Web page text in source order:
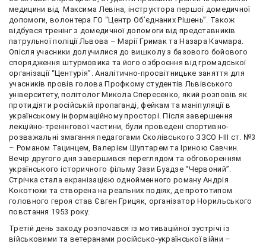
медицини від Максима Левіна, інструктора першої домедичної
допомоги, волонтера ГО “Центр Об’єднаних Рішень”. Також
відбувся тренінг з домедичної допомоги від представників
патрульної поліції Львова – Марії Гримак та Назара Качмара.
Опісля учасники долучилися до вишколу з базового бойового
спорядження штурмовика та його озброєння від громадської
організації “Центурія”. Аналітично-просвітницьке заняття для
учасників провів голова Профкому студентів Львівського
університету, політолог Микола Спересенко, який розповів як
протидіяти російській пропаганді, фейкам та маніпуляції в
українському інформаційному просторі. Після завершення
лекційно-тренінгової частини, були проведені спортивно-
розважальні змагання педагогами Сколівського ЗЗСО І-ІІІ ст. №3
– Романом Тацинцем, Валерієм Шуптарем та Іриною Савчин.
Вечір другого дня завершився переглядом та обговоренням
українського історичного фільму Зази Буадзе “Червоний”.
Стрічка стала екранізацією однойменного роману Андрія
Кокотюхи та створена на реальних подіях, де прототипом
головного героя ставЄвген Грицяк, організаторНорильського
повстання 1953 року.
Третій день заходу розпочався із мотиваційної зустрічі із
військовими та ветеранами російсько-української війни –